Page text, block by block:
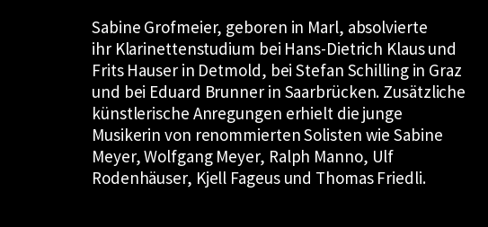
Sabine Grofmeier, geboren in Marl, absolvierte
ihr Klarinettenstudium bei Hans-Dietrich Klaus und
Frits Hauser in Detmold, bei Stefan Schilling in Graz
und bei Eduard Brunner in Saarbrücken. Zusätzliche
künstlerische Anregungen erhielt die junge
Musikerin von renommierten Solisten wie Sabine
Meyer, Wolfgang Meyer, Ralph Manno, Ulf
Rodenhäuser, Kjell Fageus und Thomas Friedli.